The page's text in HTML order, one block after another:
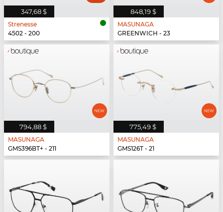
347,68 $
Strenesse
4502 - 200
848,19 $
MASUNAGA
GREENWICH - 23
794,88 $
MASUNAGA
GMS396BT+ - 211
775,49 $
MASUNAGA
GMS126T - 21